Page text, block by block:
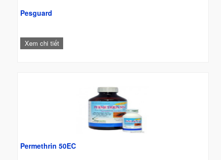
Pesguard
Xem chi tiết
Permethrin 50EC